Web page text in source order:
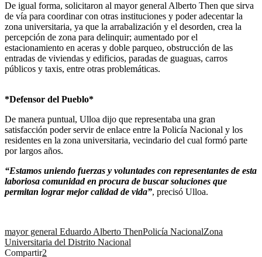
De igual forma, solicitaron al mayor general Alberto Then que sirva
de vía para coordinar con otras instituciones y poder adecentar la
zona universitaria, ya que la arrabalización y el desorden, crea la
percepción de zona para delinquir; aumentado por el
estacionamiento en aceras y doble parqueo, obstrucción de las
entradas de viviendas y edificios, paradas de guaguas, carros
públicos y taxis, entre otras problemáticas.
*Defensor del Pueblo*
De manera puntual, Ulloa dijo que representaba una gran
satisfacción poder servir de enlace entre la Policía Nacional y los
residentes en la zona universitaria, vecindario del cual formó parte
por largos años.
“Estamos uniendo fuerzas y voluntades con representantes de esta
laboriosa comunidad en procura de buscar soluciones que
permitan lograr mejor calidad de vida”, precisó Ulloa.
mayor general Eduardo Alberto ThenPolicía NacionalZona
Universitaria del Distrito Nacional
Compartir2